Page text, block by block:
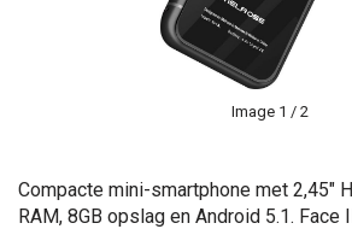
Image 1 / 2
Compacte mini-smartphone met 2,45"
RAM, 8GB opslag en Android 5.1. Face